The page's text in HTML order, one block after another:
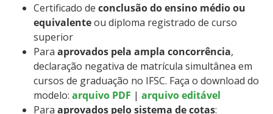
Certificado de conclusão do ensino médio ou
equivalenteou diploma registrado de curso
superior
Para aprovados pela ampla concorrência,
declaração negativa de matrícula simultânea em
cursos de graduação no IFSC. Faça o download do
modelo: arquivo PDF | arquivo editável
Para aprovados pelo sistema de cotas: